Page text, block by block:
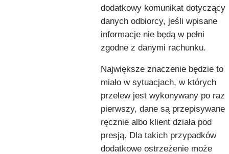
dodatkowy komunikat dotyczący
danych odbiorcy, jeśli wpisane
informacje nie będą w pełni
zgodne z danymi rachunku.
Największe znaczenie będzie to
miało w sytuacjach, w których
przelew jest wykonywany po raz
pierwszy, dane są przepisywane
ręcznie albo klient działa pod
presją. Dla takich przypadków
dodatkowe ostrzeżenie może